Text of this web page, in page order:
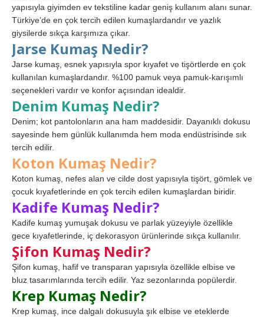
yapısıyla giyimden ev tekstiline kadar geniş kullanım alanı sunar.
Türkiye’de en çok tercih edilen kumaşlardandır ve yazlık
giysilerde sıkça karşımıza çıkar.
Jarse Kumaş Nedir?
Jarse kumaş, esnek yapısıyla spor kıyafet ve tişörtlerde en çok
kullanılan kumaşlardandır. %100 pamuk veya pamuk-karışımlı
seçenekleri vardır ve konfor açısından idealdir.
Denim Kumaş Nedir?
Denim; kot pantolonların ana ham maddesidir. Dayanıklı dokusu
sayesinde hem günlük kullanımda hem moda endüstrisinde sık
tercih edilir.
Koton Kumaş Nedir?
Koton kumaş, nefes alan ve cilde dost yapısıyla tişört, gömlek ve
çocuk kıyafetlerinde en çok tercih edilen kumaşlardan biridir.
Kadife Kumaş Nedir?
Kadife kumaş yumuşak dokusu ve parlak yüzeyiyle özellikle
gece kıyafetlerinde, iç dekorasyon ürünlerinde sıkça kullanılır.
Şifon Kumaş Nedir?
Şifon kumaş, hafif ve transparan yapısıyla özellikle elbise ve
bluz tasarımlarında tercih edilir. Yaz sezonlarında popülerdir.
Krep Kumaş Nedir?
Krep kumaş, ince dalgalı dokusuyla şık elbise ve eteklerde